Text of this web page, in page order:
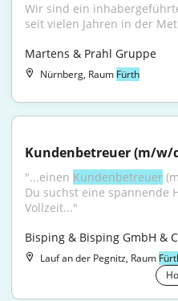
Wir sind ein
seit vielen Jahren in der
Martens & Prahl Gruppe
Nürnberg, Raum Fürth
Kundenbetreuer (m/
"...einen Kundenbetreuer
Du suchst eine spannende
Vollzeit..."
Bisping & Bisping GmbH &
Lauf an der Pegnitz, Raum